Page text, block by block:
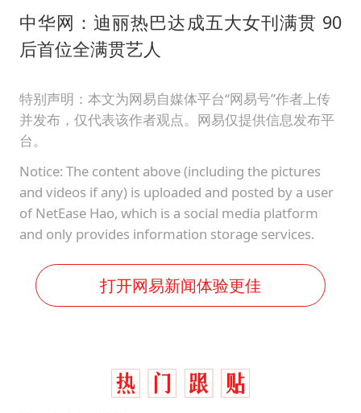
中华网：迪丽热巴达成五大女刊满贯 90
后首位全满贯艺人
特别声明：本文为网易自媒体平台“网易号”作者上传
并发布，仅代表该作者观点。网易仅提供信息发布平
台。
Notice: The content above (including the pictures
and videos if any) is uploaded and posted by a user
of NetEase Hao, which is a social media platform
and only provides information storage services.
打开网易新闻体验更佳